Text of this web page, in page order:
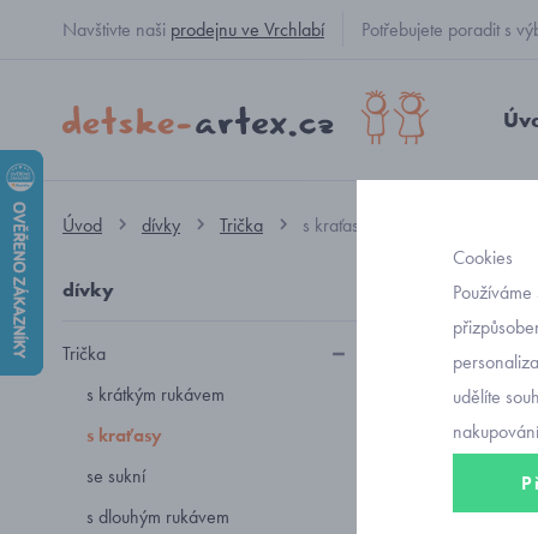
Navštivte naši prodejnu ve Vrchlabí Potřebujete poradit s
Úvod dívky Trička s kraťasy
Letní
170.
dívky
Trička
s krátkým rukávem
s kraťasy
se sukní
s dlouhým rukávem
Cookies
udělíte